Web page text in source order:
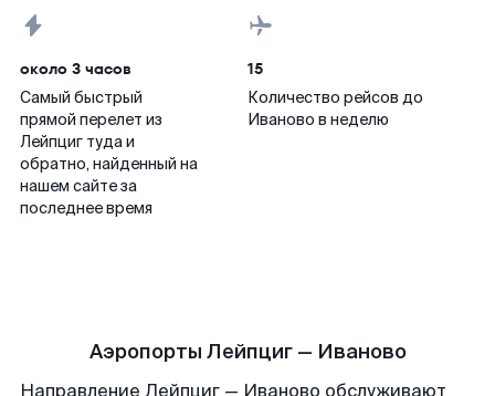
около 3 часов
Самый быстрый
прямой перелет из
Лейпциг туда и
обратно, найденный на
нашем сайте за
последнее время
15
Количество рейсов до
Иваново в неделю
Аэропорты Лейпциг — Иваново
Направление Лейпциг — Иваново обслуживают